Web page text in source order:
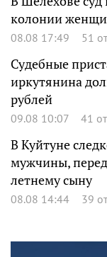
колонии
08.08 17:49 51
Судебные
иркутянина
рублей
09.08 10:07 41
В Куйтуне
мужчины,
летнему сыну
08.08 14:44 39